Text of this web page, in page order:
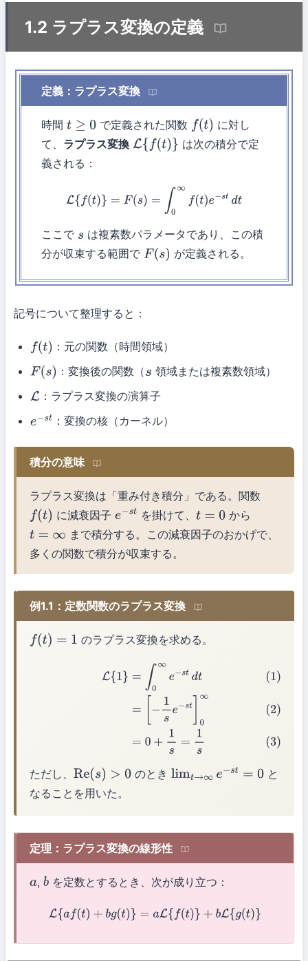
1.2 ラプラス変換の定義
定義：ラプラス変換
時間 t≥0 で定義された関数 f(t)
に対し
て、 ラプラス変換 L{f(t)}
は次の積分で定
義される：
L{f =F(s)= f −std t
ここで s は複素数パラメータであり、この積
分が収束する範囲で F( s) が定義される。
記号について整理すると：
f(t) ：元の関数（時間領域）
F( s) ：変換後の関数（s 領域または複素数領域）
L ：ラプラス変換の演算子
e st ：変換の核（カーネル）
積分の意味
ラプラス変換は「重み付き積分」である。関数
f(t) に減衰因子 e− st を掛けて、 t=0
から
t=∞
まで積分する。この減衰因子のおかげで、
多くの関数で積分が収束する。
例1.1：定数関数のラプラス変換
f(t)= 1 のラプラス変換を求める。
− stdt [− e−st] 0∞
ただし、Re(s)> 0 のときlimt→∞e− t= 0
と
なることを用いた。
定理：ラプラス変換の線形性
a, b を定数とするとき、次が成り立つ：
L {af (t)+bg (t )}= aL{f( t)}+b L {g( t)}